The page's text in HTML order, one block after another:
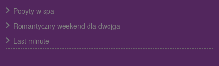
Pobyty w spa
Romantyczny weekend dla dwojga
Last minute